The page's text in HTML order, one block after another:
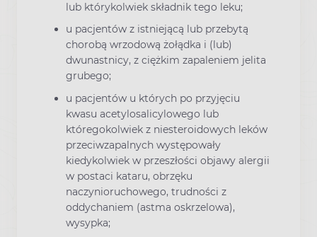
lub którykolwiek składnik tego leku;
u pacjentów z istniejącą lub przebytą
chorobą wrzodową żołądka i (lub)
dwunastnicy, z ciężkim zapaleniem jelita
grubego;
u pacjentów u których po przyjęciu
kwasu acetylosalicylowego lub
któregokolwiek z niesteroidowych leków
przeciwzapalnych występowały
kiedykolwiek w przeszłości objawy alergii
w postaci kataru, obrzęku
naczynioruchowego, trudności z
oddychaniem (astma oskrzelowa),
wysypka;